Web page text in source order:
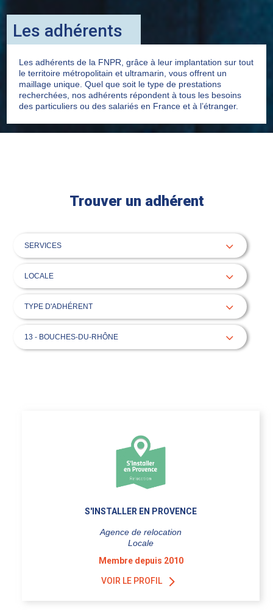
Les adhérents
Les adhérents de la FNPR, grâce à leur implantation sur tout
le territoire métropolitain et ultramarin, vous offrent un
maillage unique. Quel que soit le type de prestations
recherchées, nos adhérents répondent à tous les besoins
des particuliers ou des salariés en France et à l’étranger.
Trouver un adhérent
S'INSTALLER EN PROVENCE
Agence de relocation
Locale
Membre depuis 2010
VOIR LE PROFIL